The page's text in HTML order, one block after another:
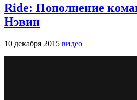
Ride: Пополнение
Нэвин
10 декабря 2015 видео